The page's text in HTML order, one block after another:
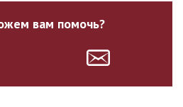
вам помочь?